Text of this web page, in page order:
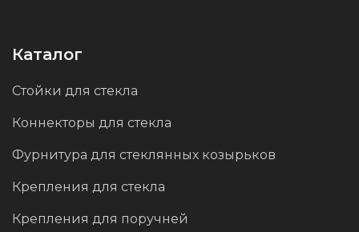
поверхность равномерно шероховатой,
снижает видимость отпечатков пальцев и
эксплуатации.
Каталог
Стойки для стекла
Коннекторы для стекла
Фурнитура для стеклянных козырьков
Крепления для стекла
Крепления для поручней